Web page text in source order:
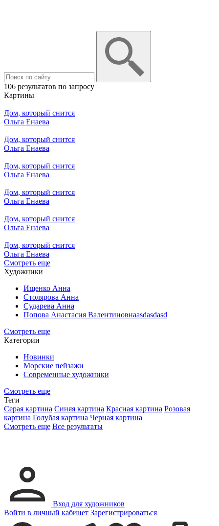
106 результатов по запросу
Картины
Дом, который снится
Ольга Енаева
Дом, который снится
Ольга Енаева
Дом, который снится
Ольга Енаева
Дом, который снится
Ольга Енаева
Дом, который снится
Ольга Енаева
Дом, который снится
Ольга Енаева
Смотреть еще
Художники
Ищенко Анна
Столярова Анна
Сударева Анна
Попова Анастасия Валентиновнаasdasdasd
Смотреть еще
Категории
Новинки
Морские пейзажи
Современные художники
Смотреть еще
Теги
Серая картина Синяя картина Красная картина Розовая
картина Голубая картина Черная картина
Смотреть еще Все результаты
Вход для художников
Войти в личный кабинет Зарегистрироваться